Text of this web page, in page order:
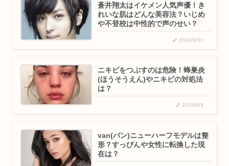
蒼井翔太はイケメン人気声優！き
れいな肌はどんな美容法？いじめ
や不登校は中性的で声のせい？
2019/9/30
ニキビをつぶすのは危険！蜂巣炎
(ほうそうえん)やニキビの対処法
は？
2019/6/3
van(バン)ニューハーフモデルは整
形？すっぴんや女性に転換した現
在は？